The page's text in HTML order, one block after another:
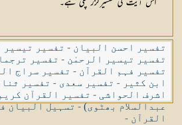
تفسیر احسن البیان - تفسیر تیسیر
تفسیر تیسیر الرحمٰن - تفسیر
تفسیر فہم القرآن - تفسیر سراج
ابن کثیر - تفسیر سعدی - تفسیر
اشرف الحواشی - تفسیر القرآن
عبدالسلام بھٹوی)-تسہیل البیان
القرآن -